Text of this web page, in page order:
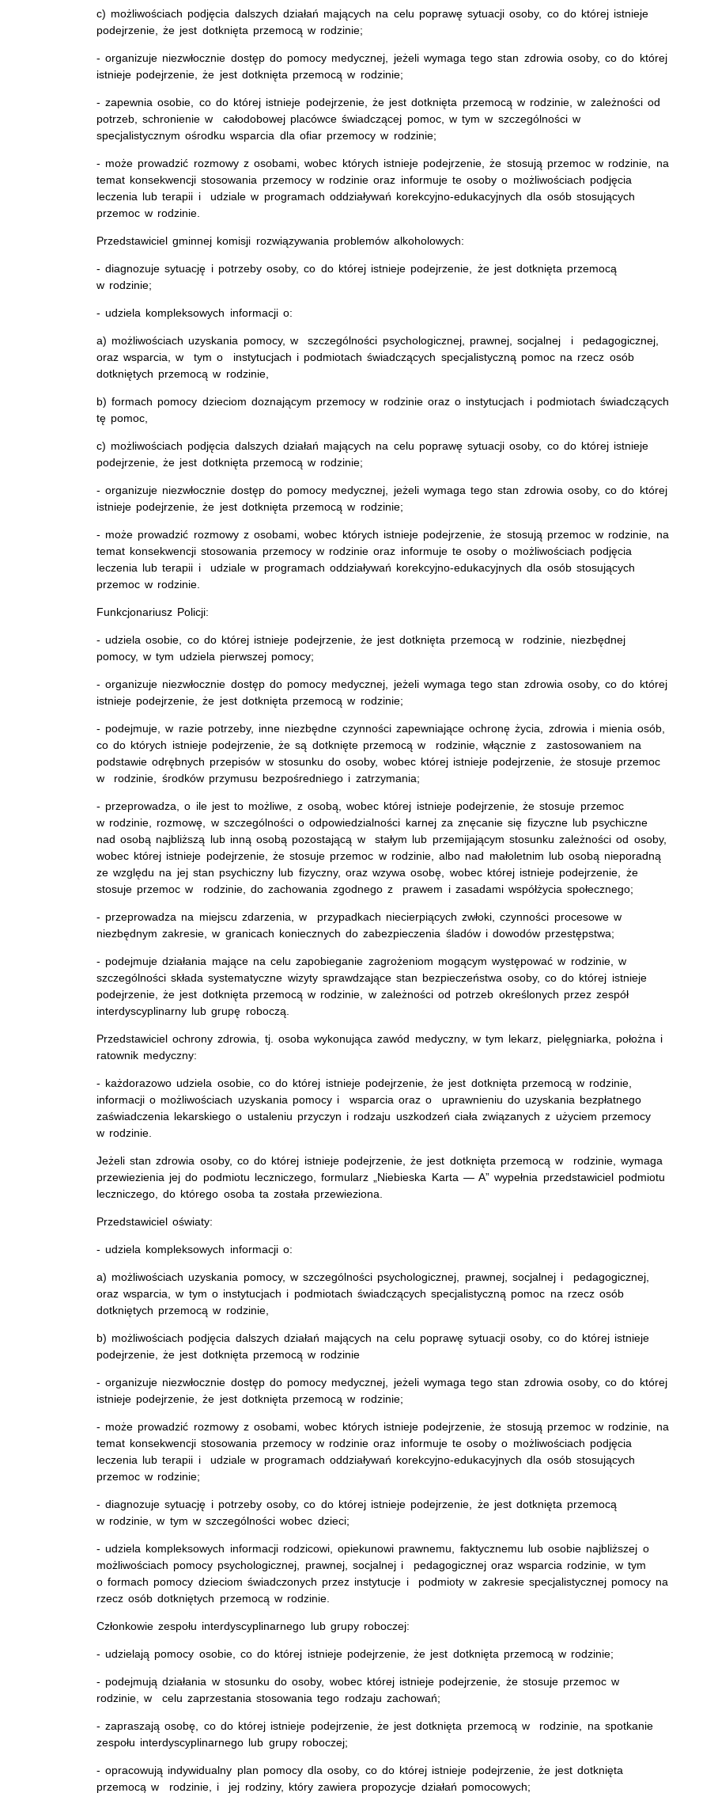
c) możliwościach podjęcia dalszych działań mających na celu poprawę sytuacji osoby, co do której istnieje
podejrzenie, że jest dotknięta przemocą w rodzinie;
- organizuje niezwłocznie dostęp do pomocy medycznej, jeżeli wymaga tego stan zdrowia osoby, co do której
istnieje podejrzenie, że jest dotknięta przemocą w rodzinie;
- zapewnia osobie, co do której istnieje podejrzenie, że jest dotknięta przemocą w rodzinie, w zależności od
potrzeb, schronienie w całodobowej placówce świadczącej pomoc, w tym w szczególności w
specjalistycznym ośrodku wsparcia dla ofiar przemocy w rodzinie;
- może prowadzić rozmowy z osobami, wobec których istnieje podejrzenie, że stosują przemoc w rodzinie, na
temat konsekwencji stosowania przemocy w rodzinie oraz informuje te osoby o możliwościach podjęcia
leczenia lub terapii i udziale w programach oddziaływań korekcyjno-edukacyjnych dla osób stosujących
przemoc w rodzinie.
Przedstawiciel gminnej komisji rozwiązywania problemów alkoholowych:
- diagnozuje sytuację i potrzeby osoby, co do której istnieje podejrzenie, że jest dotknięta przemocą
w rodzinie;
- udziela kompleksowych informacji o:
a) możliwościach uzyskania pomocy, w szczególności psychologicznej, prawnej, socjalnej i pedagogicznej,
oraz wsparcia, w tym o instytucjach i podmiotach świadczących specjalistyczną pomoc na rzecz osób
dotkniętych przemocą w rodzinie,
b) formach pomocy dzieciom doznającym przemocy w rodzinie oraz o instytucjach i podmiotach świadczących
tę pomoc,
c) możliwościach podjęcia dalszych działań mających na celu poprawę sytuacji osoby, co do której istnieje
podejrzenie, że jest dotknięta przemocą w rodzinie;
- organizuje niezwłocznie dostęp do pomocy medycznej, jeżeli wymaga tego stan zdrowia osoby, co do której
istnieje podejrzenie, że jest dotknięta przemocą w rodzinie;
- może prowadzić rozmowy z osobami, wobec których istnieje podejrzenie, że stosują przemoc w rodzinie, na
temat konsekwencji stosowania przemocy w rodzinie oraz informuje te osoby o możliwościach podjęcia
leczenia lub terapii i udziale w programach oddziaływań korekcyjno-edukacyjnych dla osób stosujących
przemoc w rodzinie.
Funkcjonariusz Policji:
- udziela osobie, co do której istnieje podejrzenie, że jest dotknięta przemocą w rodzinie, niezbędnej
pomocy, w tym udziela pierwszej pomocy;
- organizuje niezwłocznie dostęp do pomocy medycznej, jeżeli wymaga tego stan zdrowia osoby, co do której
istnieje podejrzenie, że jest dotknięta przemocą w rodzinie;
- podejmuje, w razie potrzeby, inne niezbędne czynności zapewniające ochronę życia, zdrowia i mienia osób,
co do których istnieje podejrzenie, że są dotknięte przemocą w rodzinie, włącznie z zastosowaniem na
podstawie odrębnych przepisów w stosunku do osoby, wobec której istnieje podejrzenie, że stosuje przemoc
w rodzinie, środków przymusu bezpośredniego i zatrzymania;
- przeprowadza, o ile jest to możliwe, z osobą, wobec której istnieje podejrzenie, że stosuje przemoc
w rodzinie, rozmowę, w szczególności o odpowiedzialności karnej za znęcanie się fizyczne lub psychiczne
nad osobą najbliższą lub inną osobą pozostającą w stałym lub przemijającym stosunku zależności od osoby,
wobec której istnieje podejrzenie, że stosuje przemoc w rodzinie, albo nad małoletnim lub osobą nieporadną
ze względu na jej stan psychiczny lub fizyczny, oraz wzywa osobę, wobec której istnieje podejrzenie, że
stosuje przemoc w rodzinie, do zachowania zgodnego z prawem i zasadami współżycia społecznego;
- przeprowadza na miejscu zdarzenia, w przypadkach niecierpiących zwłoki, czynności procesowe w
niezbędnym zakresie, w granicach koniecznych do zabezpieczenia śladów i dowodów przestępstwa;
- podejmuje działania mające na celu zapobieganie zagrożeniom mogącym występować w rodzinie, w
szczególności składa systematyczne wizyty sprawdzające stan bezpieczeństwa osoby, co do której istnieje
podejrzenie, że jest dotknięta przemocą w rodzinie, w zależności od potrzeb określonych przez zespół
interdyscyplinarny lub grupę roboczą.
Przedstawiciel ochrony zdrowia, tj. osoba wykonująca zawód medyczny, w tym lekarz, pielęgniarka, położna i
ratownik medyczny:
- każdorazowo udziela osobie, co do której istnieje podejrzenie, że jest dotknięta przemocą w rodzinie,
informacji o możliwościach uzyskania pomocy i wsparcia oraz o uprawnieniu do uzyskania bezpłatnego
zaświadczenia lekarskiego o ustaleniu przyczyn i rodzaju uszkodzeń ciała związanych z użyciem przemocy
w rodzinie.
Jeżeli stan zdrowia osoby, co do której istnieje podejrzenie, że jest dotknięta przemocą w rodzinie, wymaga
przewiezienia jej do podmiotu leczniczego, formularz „Niebieska Karta — A” wypełnia przedstawiciel podmiotu
leczniczego, do którego osoba ta została przewieziona.
Przedstawiciel oświaty:
- udziela kompleksowych informacji o:
a) możliwościach uzyskania pomocy, w szczególności psychologicznej, prawnej, socjalnej i pedagogicznej,
oraz wsparcia, w tym o instytucjach i podmiotach świadczących specjalistyczną pomoc na rzecz osób
dotkniętych przemocą w rodzinie,
b) możliwościach podjęcia dalszych działań mających na celu poprawę sytuacji osoby, co do której istnieje
podejrzenie, że jest dotknięta przemocą w rodzinie
- organizuje niezwłocznie dostęp do pomocy medycznej, jeżeli wymaga tego stan zdrowia osoby, co do której
istnieje podejrzenie, że jest dotknięta przemocą w rodzinie;
- może prowadzić rozmowy z osobami, wobec których istnieje podejrzenie, że stosują przemoc w rodzinie, na
temat konsekwencji stosowania przemocy w rodzinie oraz informuje te osoby o możliwościach podjęcia
leczenia lub terapii i udziale w programach oddziaływań korekcyjno-edukacyjnych dla osób stosujących
przemoc w rodzinie;
- diagnozuje sytuację i potrzeby osoby, co do której istnieje podejrzenie, że jest dotknięta przemocą
w rodzinie, w tym w szczególności wobec dzieci;
- udziela kompleksowych informacji rodzicowi, opiekunowi prawnemu, faktycznemu lub osobie najbliższej o
możliwościach pomocy psychologicznej, prawnej, socjalnej i pedagogicznej oraz wsparcia rodzinie, w tym
o formach pomocy dzieciom świadczonych przez instytucje i podmioty w zakresie specjalistycznej pomocy na
rzecz osób dotkniętych przemocą w rodzinie.
Członkowie zespołu interdyscyplinarnego lub grupy roboczej:
- udzielają pomocy osobie, co do której istnieje podejrzenie, że jest dotknięta przemocą w rodzinie;
- podejmują działania w stosunku do osoby, wobec której istnieje podejrzenie, że stosuje przemoc w
rodzinie, w celu zaprzestania stosowania tego rodzaju zachowań;
- zapraszają osobę, co do której istnieje podejrzenie, że jest dotknięta przemocą w rodzinie, na spotkanie
zespołu interdyscyplinarnego lub grupy roboczej;
- opracowują indywidualny plan pomocy dla osoby, co do której istnieje podejrzenie, że jest dotknięta
przemocą w rodzinie, i jej rodziny, który zawiera propozycje działań pomocowych;